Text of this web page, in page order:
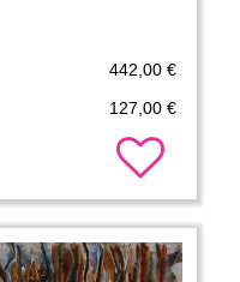
442,00 €
127,00 €